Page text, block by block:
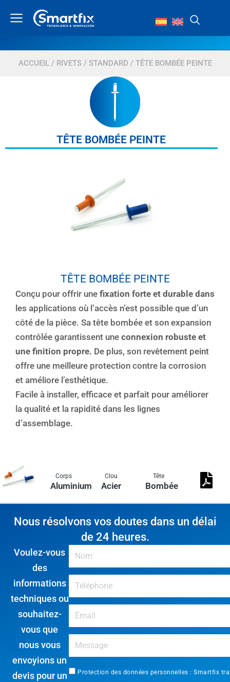
ACCUEIL/ RIVETS/ STANDARD / TÊTE BOMBÉE PEINTE
TÊTE BOMBÉE PEINTE
TÊTE BOMBÉE PEINTE
Conçu pour offrir une fixation forte et durable dans
les applications où l’accès n’est possible que d’un
côté de la pièce. Sa tête bombée et son expansion
contrôlée garantissent une connexion robuste et
une finition propre. De plus, son revêtement peint
offre une meilleure protection contre la corrosion
et améliore l’esthétique.
Facile à installer, efficace et parfait pour améliorer
la qualité et la rapidité dans les lignes
d’assemblage.
Corps
Aluminium
Clou
Acier
Tête
Bombée
Nous résolvons vos doutes dans un délai
de 24 heures.
Voulez-vous
des
informations
techniques ou
souhaitez-
vous que
nous vous
envoyions un
devis pour un
Protection des données personnelles : Smartfix